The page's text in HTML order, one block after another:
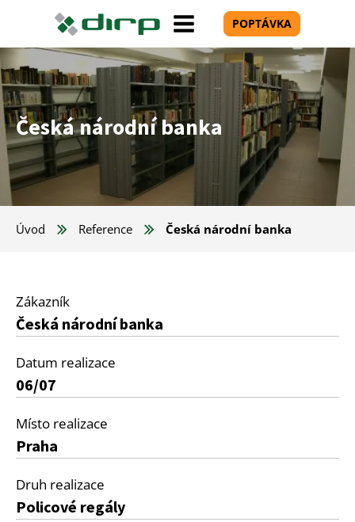
POPTÁVKA
Česká národní banka
Úvod Reference Česká národní banka
Zákazník
Česká národní banka
Datum realizace
06/07
Místo realizace
Praha
Druh realizace
Policové regály